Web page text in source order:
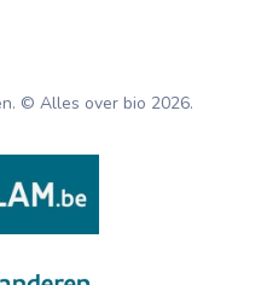
© Alles over bio 2026.